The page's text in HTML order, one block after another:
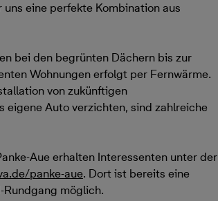
eine perfekte Kombination aus
bei den begrünten Dächern bis zur
Wohnungen erfolgt per Fernwärme.
von zukünftigen
eigene Auto verzichten, sind zahlreiche
Aue erhalten Interessenten unter der
panke-aue. Dort ist bereits eine
möglich.